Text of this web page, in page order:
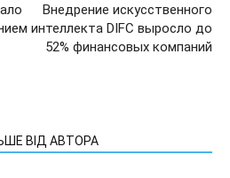
Внедрение искусственного
интеллекта DIFC выросло до
52% финансовых компаний
ВІД АВТОРА